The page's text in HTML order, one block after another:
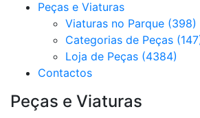
Peças e Viaturas
Viaturas no Parque (398)
Categorias de Peças
Loja de Peças (4384)
Contactos
Peças e Viaturas